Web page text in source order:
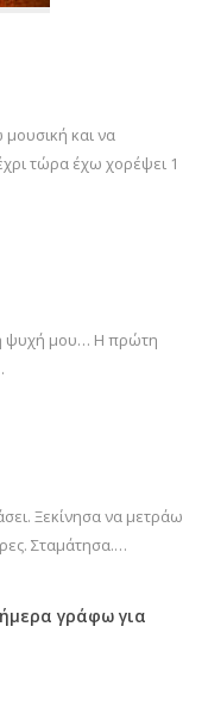
και να
τώρα έχω χορέψει 1
ψυχή μου… Η πρώτη
Ξεκίνησα να μετράω
Σταμάτησα.…
γράφω για